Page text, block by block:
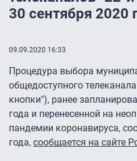
30 сентября 2020
09.09.2020 16:33
Процедура выбора
общедоступного
кнопки"), ранее
года и перенесенной на
пандемии коронавируса,
года, сообщается на сайте